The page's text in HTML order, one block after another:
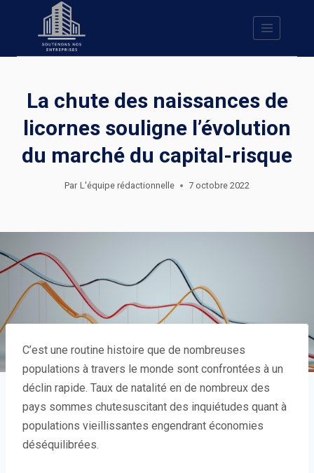
La chute des naissances de
licornes souligne l’évolution
du marché du capital-risque
Par L'équipe rédactionnelle 7 octobre 2022
C’est une routine histoire que de nombreuses
populations à travers le monde sont confrontées à un
déclin rapide. Taux de natalité en de nombreux des
pays sommes chutesuscitant des inquiétudes quant à
populations vieillissantes engendrant économies
déséquilibrées.